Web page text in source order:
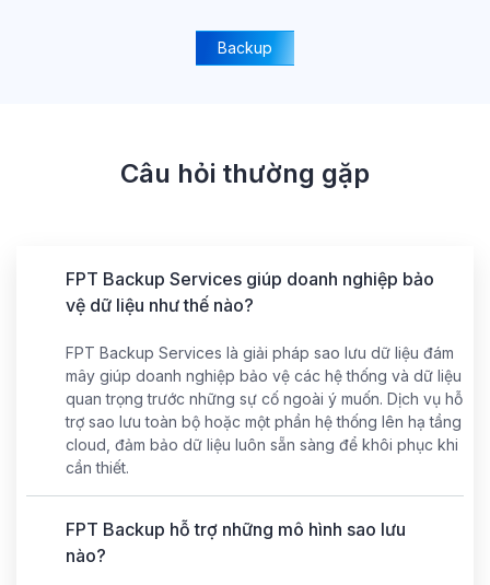
Backup
Storage
Câu hỏi thường gặp
FPT Backup Services giúp doanh nghiệp bảo
vệ dữ liệu như thế nào?
FPT Backup Services là giải pháp sao lưu dữ liệu đám
mây giúp doanh nghiệp bảo vệ các hệ thống và dữ liệu
quan trọng trước những sự cố ngoài ý muốn. Dịch vụ hỗ
trợ sao lưu toàn bộ hoặc một phần hệ thống lên hạ tầng
cloud, đảm bảo dữ liệu luôn sẵn sàng để khôi phục khi
cần thiết.
FPT Backup hỗ trợ những mô hình sao lưu
nào?